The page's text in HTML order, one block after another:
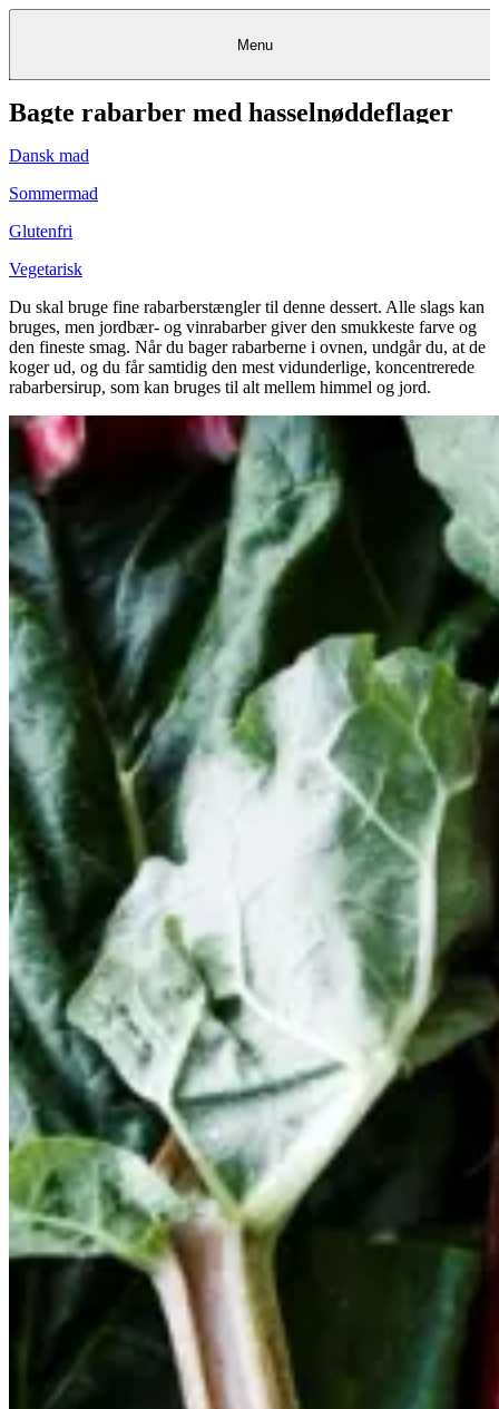
KantineKantineKantine
Frokostordning FrokostordningFrokostordning
Catering
Madkurser
& Teambuilding
Opskrifter
RestauranterRestauranter& &BagerierBagerierRestauranter &
Bagerier
Foodservice
Detail
Projekter
rådgivning
Eventkalender
KøbKøbgavekortgavekortKøb gavekort
KundeserviceKundeservice Kundeservice
Menu
Bagte rabarber med hasselnøddeflager
Dansk mad
Sommermad
Glutenfri
Vegetarisk
Du skal bruge fine rabarberstængler til denne dessert. Alle slags kan
bruges, men jordbær- og vinrabarber giver den smukkeste farve og
den fineste smag. Når du bager rabarberne i ovnen, undgår du, at de
koger ud, og du får samtidig den mest vidunderlige, koncentrerede
rabarbersirup, som kan bruges til alt mellem himmel og jord.